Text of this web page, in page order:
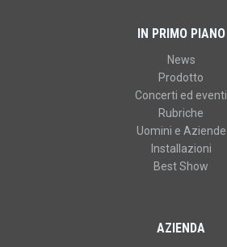
IN PRIMO PIANO
News
Prodotto
Concerti ed eventi
Rubriche
Uomini e Aziende
Installazioni
Best Show
AZIENDA